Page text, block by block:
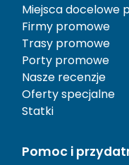
Miejsca docelowe
Firmy promowe
Trasy promowe
Porty promowe
Nasze recenzje
Oferty specjalne
Statki
Pomoc i